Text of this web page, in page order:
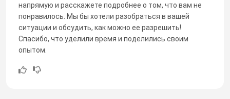
напрямую и расскажете подробнее о том, что вам не
понравилось. Мы бы хотели разобраться в вашей
ситуации и обсудить, как можно ее разрешить!
Спасибо, что уделили время и поделились своим
опытом.